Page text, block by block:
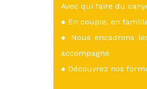
Avec qui faire du
● En couple, en
● Nous encadrons
accompagné
● Découvrez nos